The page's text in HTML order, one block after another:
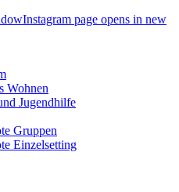
Instagram page opens in new
Wohnen
Jugendhilfe
Gruppen
Einzelsetting